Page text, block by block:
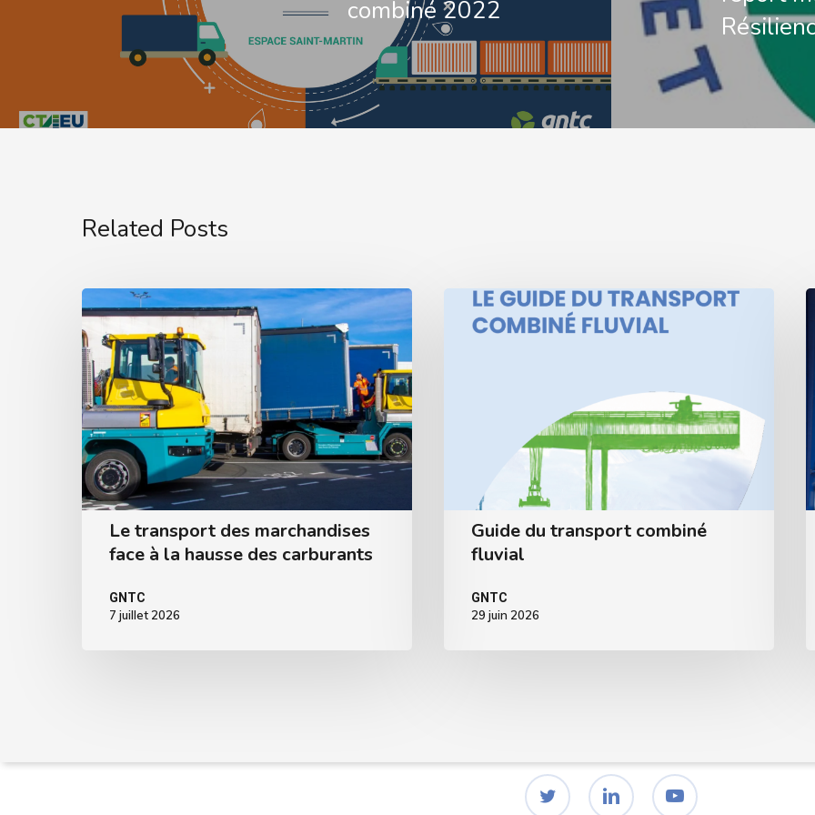
combiné 2022
Related Posts
Le transport des marchandises
face à la hausse des carburants
GNTC
7 juillet 2026
Guide du transport combiné
fluvial
GNTC
29 juin 2026
twitter linkedin youtube